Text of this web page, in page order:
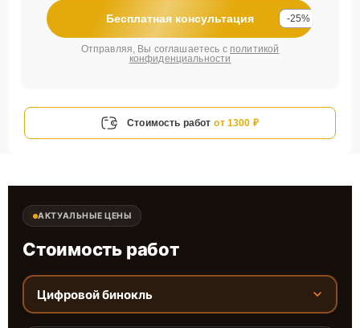
Бесплатная консультация -25%
Отправляя, Вы соглашаетесь с политикой
конфиденциальности
Стоимость работ от 1300 ₽
АКТУАЛЬНЫЕ ЦЕНЫ
Стоимость работ
Цифровой бинокль